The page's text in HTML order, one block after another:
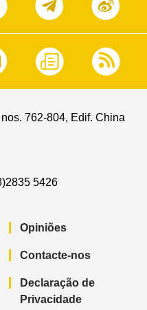
762-804, Edif. China
5426
Opiniões
Contacte-nos
Declaração de
Privacidade